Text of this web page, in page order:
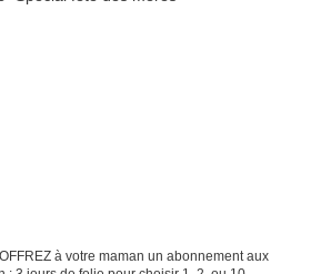
à votre maman un abonnement aux